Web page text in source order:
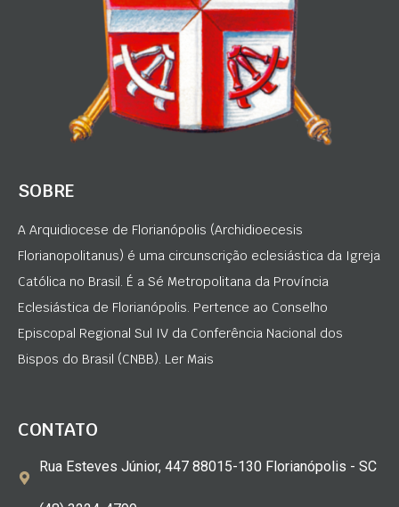
SOBRE
A Arquidiocese de Florianópolis (Archidioecesis
Florianopolitanus) é uma circunscrição eclesiástica da Igreja
Católica no Brasil. É a Sé Metropolitana da Província
Eclesiástica de Florianópolis. Pertence ao Conselho
Episcopal Regional Sul IV da Conferência Nacional dos
Bispos do Brasil (CNBB). Ler Mais
CONTATO
Rua Esteves Júnior, 447 88015-130 Florianópolis - SC